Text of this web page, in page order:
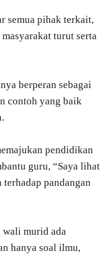
semua pihak terkait,
turut serta
berperan sebagai
contoh yang baik
pendidikan
guru, “Saya lihat
pandangan
wali murid ada
hanya soal ilmu,